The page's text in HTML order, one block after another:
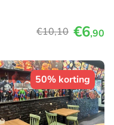
€10,10 €6,90
50% korting